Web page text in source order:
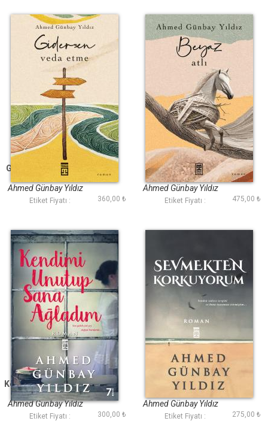
Gidersen Veda Etme
Ahmed Günbay Yıldız
Etiket Fiyatı : 360,00 ₺
Beyaz Atlı
Ahmed Günbay Yıldız
Etiket Fiyatı : 475,00 ₺
Kendimi Unutup Sana
Ağladım
Ahmed Günbay Yıldız
Etiket Fiyatı : 300,00 ₺
Sevmekten
Korkuyorum
Ahmed Günbay Yıldız
Etiket Fiyatı : 275,00 ₺